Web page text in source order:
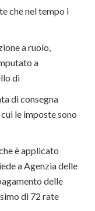
che nel tempo i
a ruolo,
a
di
di consegna
le imposte sono
è applicato
a Agenzia delle
delle
di 72 rate